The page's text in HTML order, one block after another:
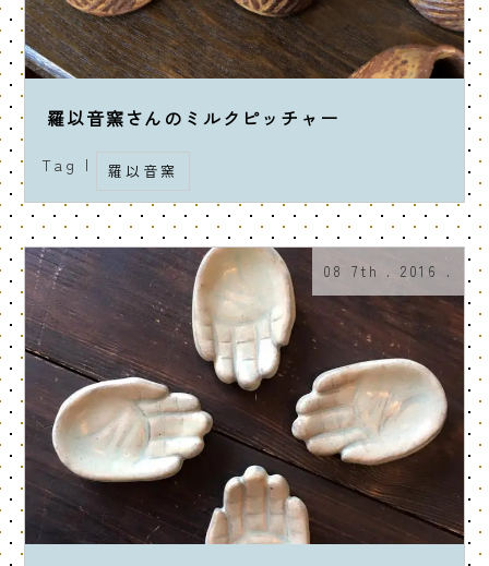
羅以音窯さんのミルクピッチャー
Tag | 羅以音窯
08 7th . 2016 .